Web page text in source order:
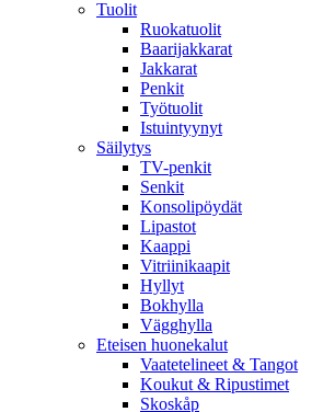
Tuolit
Ruokatuolit
Baarijakkarat
Jakkarat
Penkit
Työtuolit
Istuintyynyt
Säilytys
TV-penkit
Senkit
Konsolipöydät
Lipastot
Kaappi
Vitriinikaapit
Hyllyt
Bokhylla
Vägghylla
Eteisen huonekalut
Vaatetelineet & Tangot
Koukut & Ripustimet
Skoskåp